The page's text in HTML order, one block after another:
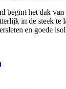
begint het dak van
in de steek te
en goede